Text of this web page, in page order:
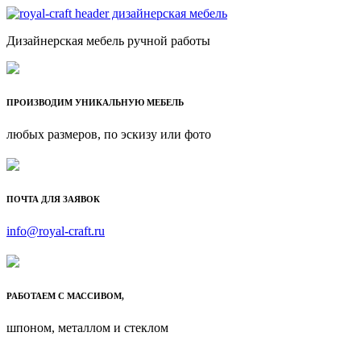
Дизайнерская мебель ручной работы
ПРОИЗВОДИМ УНИКАЛЬНУЮ МЕБЕЛЬ
любых размеров, по эскизу или фото
ПОЧТА ДЛЯ ЗАЯВОК
info@royal-craft.ru
РАБОТАЕМ С МАССИВОМ,
шпоном, металлом и стеклом